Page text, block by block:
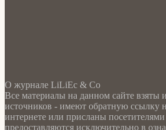
О журнале LiLiEc & Co
Все материалы на данном сайте взяты
источников - имеют обратную ссылку
интернете или присланы посетителями
предоставляются исключительно в